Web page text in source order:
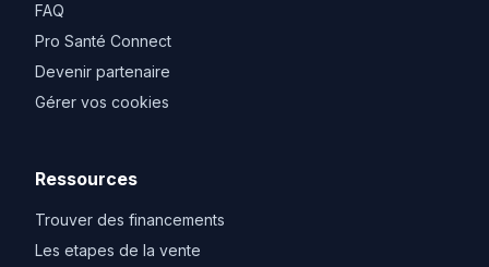
FAQ
Pro Santé Connect
Devenir partenaire
Gérer vos cookies
Ressources
Trouver des financements
Les etapes de la vente